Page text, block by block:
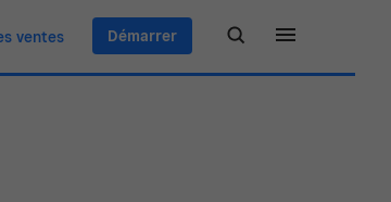
ventes Démarrer